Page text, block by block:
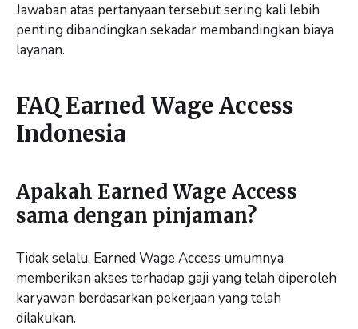
Jawaban atas pertanyaan tersebut sering kali lebih
penting dibandingkan sekadar membandingkan biaya
layanan.
FAQ Earned Wage Access
Indonesia
Apakah Earned Wage Access
sama dengan pinjaman?
Tidak selalu. Earned Wage Access umumnya
memberikan akses terhadap gaji yang telah diperoleh
karyawan berdasarkan pekerjaan yang telah
dilakukan.